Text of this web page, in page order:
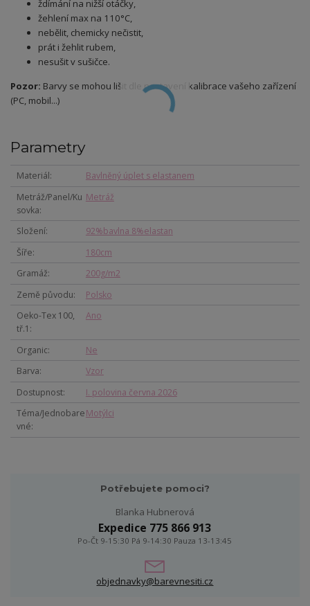
ždímání na nižší otáčky,
žehlení max na 110°C,
nebělit, chemicky nečistit,
prát i žehlit rubem,
nesušit v sušičce.
Pozor: Barvy se mohou lišit dle nastavení kalibrace vašeho zařízení
(PC, mobil...)
Parametry
Materiál
Bavlněný úplet s elastanem
Metráž/Panel/Ku
sovka
Metráž
Složení
92%bavlna 8%elastan
Šíře
180cm
Gramáž
200g/m2
Země původu
Polsko
Oeko-Tex 100,
tř.1
Ano
Organic
Ne
Barva
Vzor
Dostupnost
I. polovina června 2026
Téma/Jednobare
vné
Motýlci
Potřebujete pomoci?
Blanka Hubnerová
Expedice 775 866 913
Po-Čt 9-15:30 Pá 9-14:30 Pauza 13-13:45
objednavky@barevnesiti.cz